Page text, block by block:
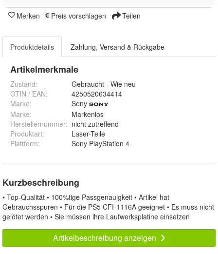
Merken Preis vorschlagen Teilen
Produktdetails Zahlung, Versand & Rückgabe
Artikelmerkmale
Zustand:
Gebraucht - Wie neu
GTIN / EAN:
4250520634414
Marke:
Sony
Marke:
Markenlos
Herstellernummer: nicht zutreffend
Produktart:
Laser-Teile
Plattform: Sony PlayStation 4
Kurzbeschreibung
• Top-Qualität • 100%tige Passgenauigkeit • Artikel hat
Gebrauchsspuren • Für die PS5 CFI-1116A geeignet • Es muss nicht
gelötet werden • Sie müssen ihre Laufwerksplatine einsetzen
Artikelbeschreibung anzeigen